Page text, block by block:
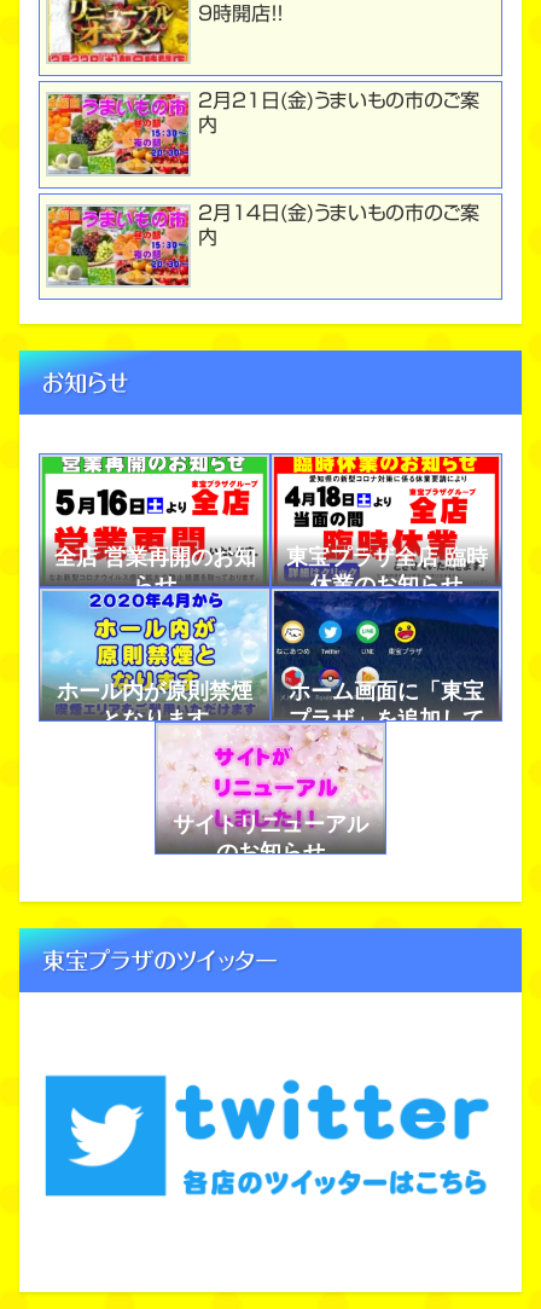
９時開店！！
２月２１日(金)うまいもの市のご案
内
２月１４日(金)うまいもの市のご案
内
お知らせ
全店 営業再開のお知
らせ
東宝プラザ全店 臨時
休業のお知らせ
ホール内が原則禁煙
となります
ホーム画面に「東宝
プラザ」を追加して
アプリのように使お
う！
サイトリニューアル
のお知らせ
東宝プラザのツイッター